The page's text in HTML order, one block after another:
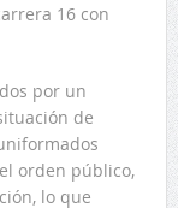
16 con
por un
de
orden público,
lo que